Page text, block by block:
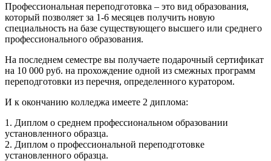
Профессиональная переподготовка – это вид образования,
который позволяет за 1-6 месяцев получить новую
специальность на базе существующего высшего или среднего
профессионального образования.
На последнем семестре вы получаете подарочный сертификат
на 10 000 руб. на прохождение одной из смежных программ
переподготовки из перечня, определенного куратором.
И к окончанию колледжа имеете 2 диплома:
1. Диплом о среднем профессиональном образовании
установленного образца.
2. Диплом о профессиональной переподготовке
установленного образца.